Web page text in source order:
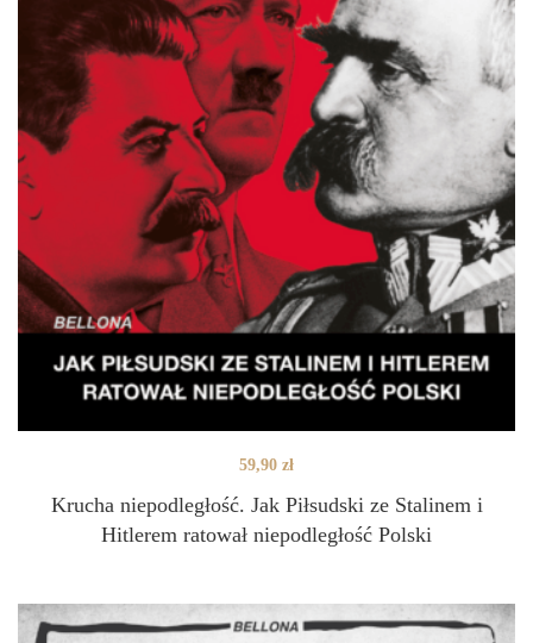
Krucha niepodległość. Jak Piłsudski ze Stalinem i
Hitlerem ratował niepodległość Polski
59,90 zł